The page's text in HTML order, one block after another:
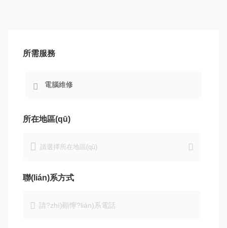
所需服務

所在地區(qū)
 
聯(lián)系方式
